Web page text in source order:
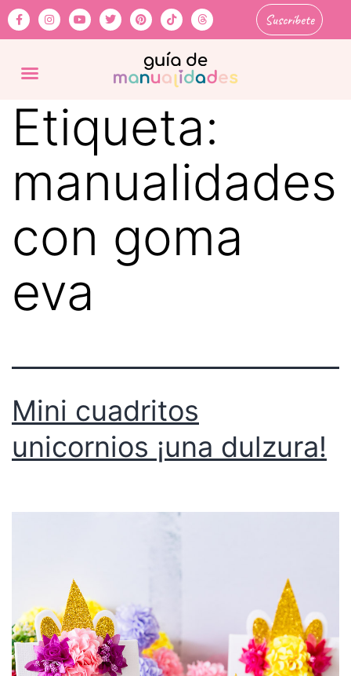
Suscríbete
Etiqueta:
manualidades
con goma
eva
Mini cuadritos
unicornios ¡una dulzura!